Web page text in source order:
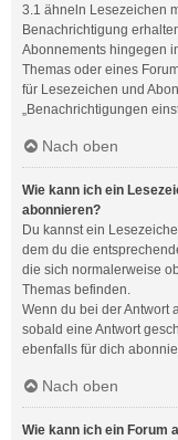
3.1 ähneln Lesezeichen
Benachrichtigung
Abonnements hingegen
Themas oder eines
für Lesezeichen und
„Benachrichtigungen
Nach oben
Wie kann ich ein
abonnieren?
Du kannst ein
dem du die
die sich normalerweise
Themas befinden.
Wenn du bei der Antwort
sobald eine Antwort
ebenfalls für dich
Nach oben
Wie kann ich ein Forum